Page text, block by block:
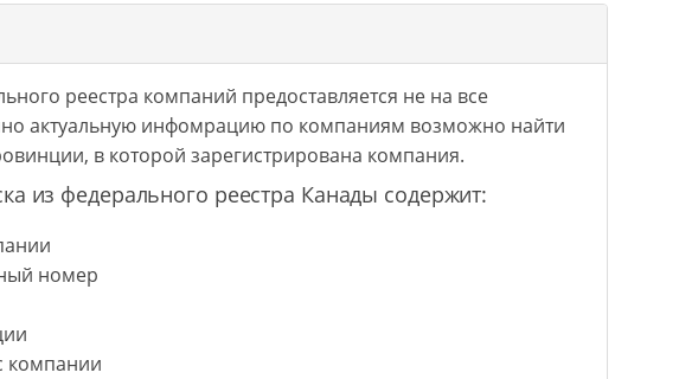
реестра компаний предоставляется не на все
актуальную инфомрацию по компаниям возможно найти
в которой зарегистрирована компания.
из федерального реестра Канады содержит:
номер
компании